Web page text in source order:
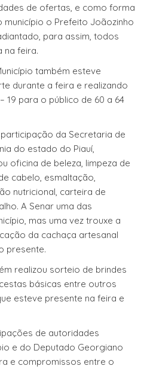
de ofertas, e como forma
o Prefeito Joãozinho
para assim, todos
na feira.
também esteve
durante a feira e realizando
para o público de 60 a 64
da Secretaria de
do estado do Piauí,
oficina de beleza, limpeza de
cabelo, esmaltação,
nutricional, carteira de
A Senar uma das
mas uma vez trouxe a
da cachaça artesanal
presente.
realizou sorteio de brindes
básicas entre outros
esteve presente na feira e
de autoridades
e do Deputado Georgiano
e compromissos entre o